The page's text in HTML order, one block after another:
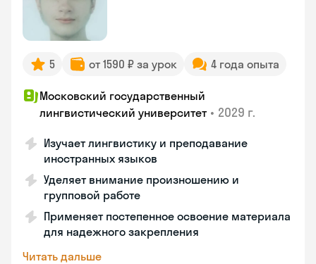
5 от 1590 ₽ за урок 4 года опыта
Московский государственный
лингвистический университет • 2029 г.
Изучает лингвистику и преподавание
иностранных языков
Уделяет внимание произношению и
групповой работе
Применяет постепенное освоение материала
для надежного закрепления
Читать дальше